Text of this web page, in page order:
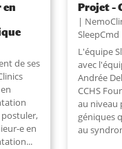
en
de ses
e en
Projet –
SleepCmd
L'équipe
avec
Andrée
CCHS
au niveau
géniques
au